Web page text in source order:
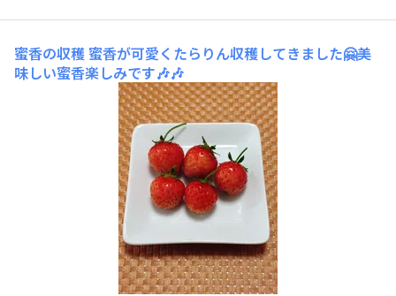
蜜香の収穫 蜜香が可愛くたらりん収穫してきました🤗美
味しい蜜香楽しみです🎶🎶